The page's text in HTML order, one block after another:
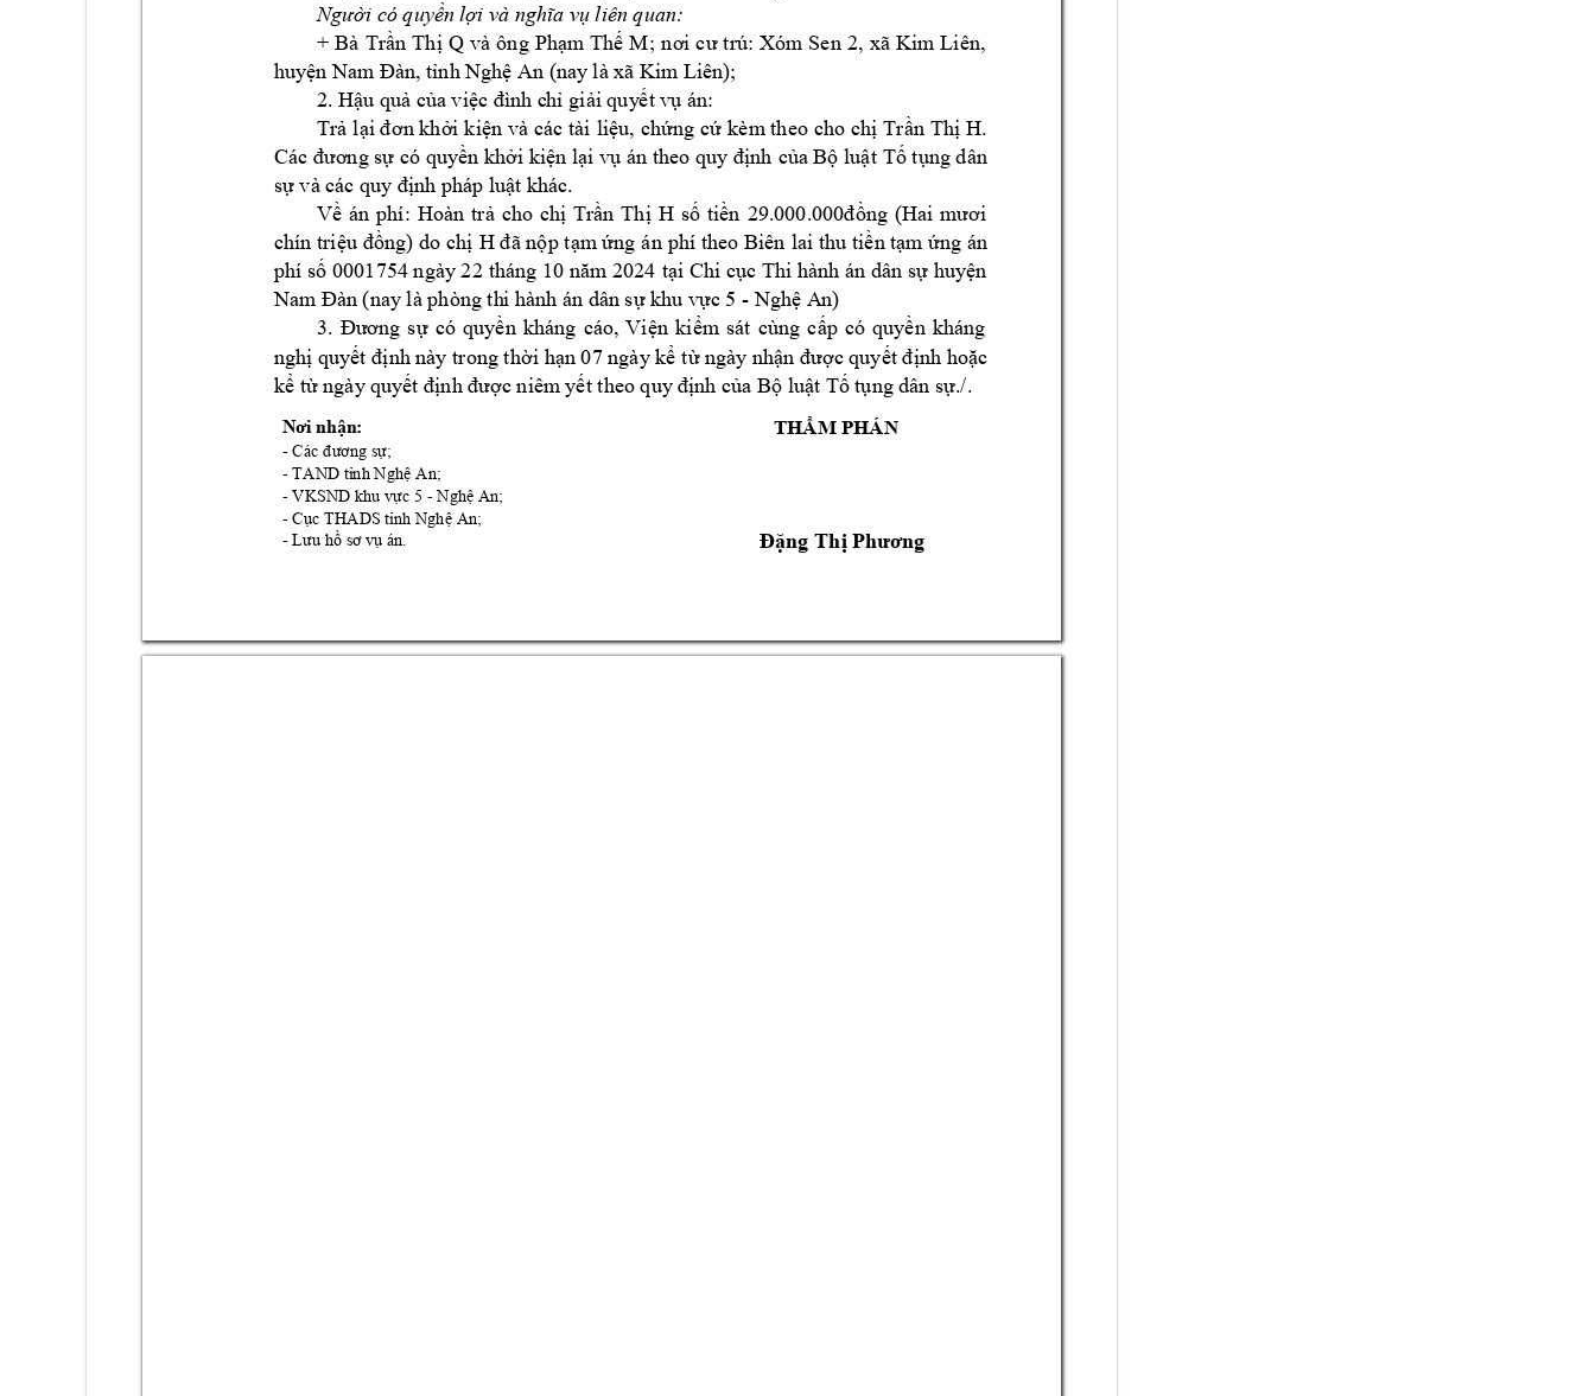
Người có quyền lợi và nghĩa vụ liên quan:
+ Bà Trần Thị Q và ông Phạm Thế M; nơi cư trú: Xóm Sen 2, xã Kim Liên,
huyện Nam Đàn, tỉnh Nghệ An (nay là xã Kim Liên);
2. Hậu quả của việc đình chỉ giải quyết vụ án:
Trả lại đơn khởi kiện và các tài liệu, chứng cứ kèm theo cho chị Trần Thị H.
Các đương sự có quyền khởi kiện lại vụ án theo quy định của Bộ luật Tố tụng dân
sự và các quy định pháp luật khác.
Về án phí: Hoàn trả cho chị Trần Thị H số tiền 29.000.000đồng (Hai mươi
chín triệu đồng) do chị H đã nộp tạm ứng án phí theo Biên lai thu tiền tạm ứng án
phí số 0001754 ngày 22 tháng 10 năm 2024 tại Chi cục Thi hành án dân sự huyện
Nam Đàn (nay là phòng thi hành án dân sự khu vực 5 - Nghệ An)
3. Đương sự có quyền kháng cáo, Viện kiểm sát cùng cấp có quyền kháng
nghị quyết định này trong thời hạn 07 ngày kể từ ngày nhận được quyết định hoặc
kể từ ngày quyết định được niêm yết theo quy định của Bộ luật Tố tụng dân sự./.
Nơi nhận:
- Các đương sự;
- TAND tỉnh Nghệ An;
- VKSND khu vực 5 - Nghệ An;
- Cục THADS tỉnh Nghệ An;
- Lưu hồ sơ vụ án.
THẨM PHÁN
Đặng Thị Phương